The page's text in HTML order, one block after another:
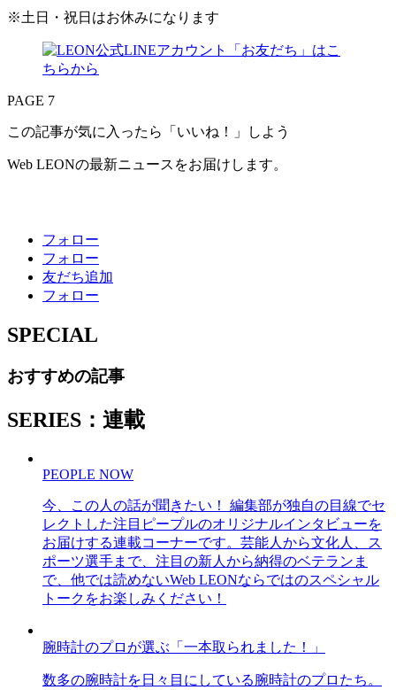
※土日・祝日はお休みになります
PAGE 7
この記事が気に入ったら「いいね！」しよう
Web LEONの最新ニュースをお届けします。
フォロー
フォロー
友だち追加
フォロー
SPECIAL
おすすめの記事
SERIES：連載
PEOPLE NOW
今、この人の話が聞きたい！ 編集部が独自の目線でセ
レクトした注目ピープルのオリジナルインタビューを
お届けする連載コーナーです。芸能人から文化人、ス
ポーツ選手まで、注目の新人から納得のベテランま
で、他では読めないWeb LEONならではのスペシャル
トークをお楽しみください！
腕時計のプロが選ぶ「一本取られました！」
数多の腕時計を日々目にしている腕時計のプロたち。